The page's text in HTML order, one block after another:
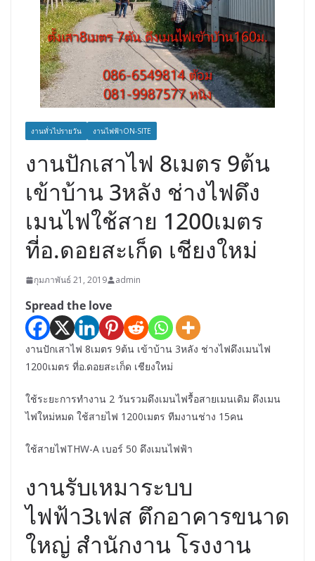
งานทั่วไปรายวัน งานไฟฟ้าON-SITE
งานปักเสาไฟ 8เมตร 9ต้น
เข้าบ้าน 3หลัง ช่างไฟดึง
เมนไฟใช้สาย 1200เมตร
ที่อ.ดอยสะเก็ด เชียงใหม่
กุมภาพันธ์ 21, 2019 admin
Spread the love
งานปักเสาไฟ 8เมตร 9ต้น เข้าบ้าน 3หลัง ช่างไฟดึงเมนไฟ
1200เมตร ที่อ.ดอยสะเก็ด เชียงใหม่
ใช้ระยะการทำงาน 2 วันรวมดึงเมนไฟรื้อสายเมนเดิม ดึงเมน
ไฟใหม่หมด ใช้สายไฟ 1200เมตร ทีมงานช่าง 15คน
ใช้สายไฟTHW-A เบอร์ 50 ดึงเมนไฟฟ้า
งานรับเหมาระบบ
ไฟฟ้า3เฟส ตึกอาคารขนาด
ใหญ่ สำนักงาน โรงงาน